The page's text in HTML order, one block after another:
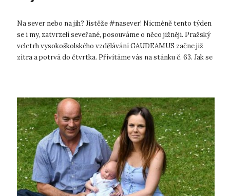
Na sever nebo na jih? Jistěže #nasever! Nicméně tento týden
se i my, zatvrzelí seveřané, posouváme o něco jižněji. Pražský
veletrh vysokoškolského vzdělávání GAUDEAMUS začne již
zítra a potrvá do čtvrtka. Přivítáme vás na stánku č. 63. Jak se